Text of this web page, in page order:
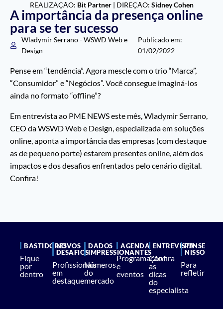
REALIZAÇÃO: Bit Partner| DIREÇÃO: Sidney Cohen
A importância da presença online
para se ter sucesso
Wladymir Serrano - WSWD Web e
Design
Publicado em:
01/02/2022
Pense em “tendência”. Agora mescle com o trio “Marca”,
“Consumidor” e “Negócios”. Você consegue imaginá-los
ainda no formato “offline”?
Em entrevista ao PME NEWS este mês, Wladymir Serrano,
CEO da WSWD Web e Design, especializada em soluções
online, aponta a importância das empresas (com destaque
as de pequeno porte) estarem presentes online, além dos
impactos e dos desafios enfrentados pelo cenário digital.
Confira!
BASTIDORES
Fique
por
dentro
NOVOS
DESAFIOS
Profissionais
em
destaque
DADOS
IMPRESSIONANTES
Números
do
mercado
AGENDA
Programação
e
eventos
ENTREVISTA
Confira
as
dicas
do
especialista
PENSE
NISSO
Para
refletir